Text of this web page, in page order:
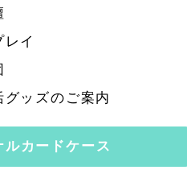
レイ
ッズのご案内
ルカードケース